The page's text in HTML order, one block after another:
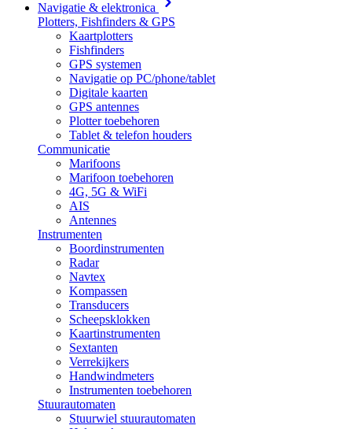
Navigatie & elektronica
Plotters, Fishfinders & GPS
Kaartplotters
Fishfinders
GPS systemen
Navigatie op PC/phone/tablet
Digitale kaarten
GPS antennes
Plotter toebehoren
Tablet & telefon houders
Communicatie
Marifoons
Marifoon toebehoren
4G, 5G & WiFi
AIS
Antennes
Instrumenten
Boordinstrumenten
Radar
Navtex
Kompassen
Transducers
Scheepsklokken
Kaartinstrumenten
Sextanten
Verrekijkers
Handwindmeters
Instrumenten toebehoren
Stuurautomaten
Stuurwiel stuurautomaten